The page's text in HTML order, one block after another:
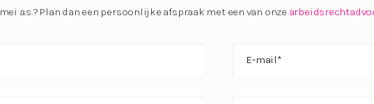
a.s.? Plan dan een persoonlijke afspraak met een van onze
(Vereist)